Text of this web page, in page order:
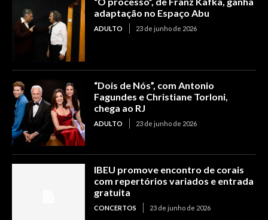
adaptação no Espaço Abu
ADULTO 23 de junho de 2026
“Dois de Nós”, com Antonio
Fagundes e Christiane Torloni,
chega ao RJ
ADULTO 23 de junho de 2026
IBEU promove encontro de corais
com repertórios variados e entrada
gratuita
CONCERTOS 23 de junho de 2026